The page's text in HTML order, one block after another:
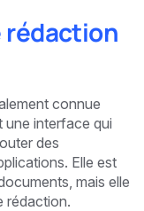
rédaction
connue
une interface qui
des
Elle est
mais elle
rédaction.